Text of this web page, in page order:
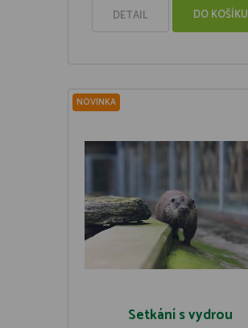
DETAIL DO KOŠÍKU
NOVINKA
Setkání s vydrou